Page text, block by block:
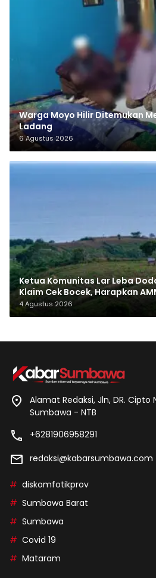
Warga Moyo Hilir Ditemukan
Ladang
6 Agustus 2026
Ketua Komunitas Lar Leba
Klaim Cek Bocek, Harapkan
Makam Leluhur
4 Agustus 2026
Alamat Redaksi, Jln, DR. Cipto
Sumbawa - NTB
+6281906958291
redaksi@kabarsumbawa.com
diskomfotikprov
Sumbawa Barat
Sumbawa
Covid 19
Mataram